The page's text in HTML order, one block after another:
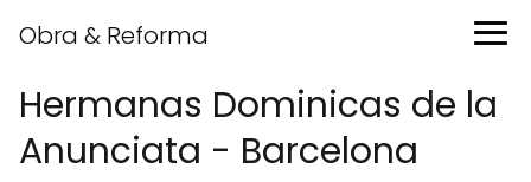
Obra & Reforma
Hermanas Dominicas de la
Anunciata - Barcelona